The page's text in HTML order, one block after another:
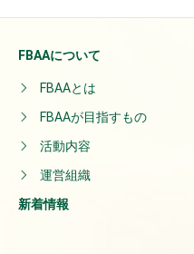
FBAAについて
FBAAとは
FBAAが目指すもの
活動内容
運営組織
新着情報